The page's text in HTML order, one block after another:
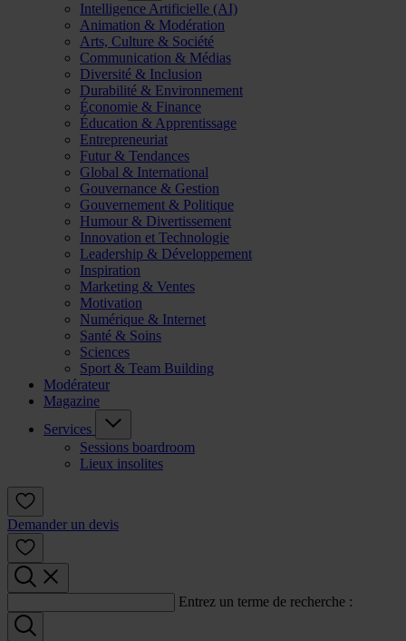
Intelligence Artificielle (AI)
Animation & Modération
Arts, Culture & Société
Communication & Médias
Diversité & Inclusion
Durabilité & Environnement
Économie & Finance
Éducation & Apprentissage
Entrepreneuriat
Futur & Tendances
Global & International
Gouvernance & Gestion
Gouvernement & Politique
Humour & Divertissement
Innovation et Technologie
Leadership & Développement
Inspiration
Marketing & Ventes
Motivation
Numérique & Internet
Santé & Soins
Sciences
Sport & Team Building
Modérateur
Magazine
Services
Sessions boardroom
Lieux insolites
Demander un devis
Entrez un terme de recherche :